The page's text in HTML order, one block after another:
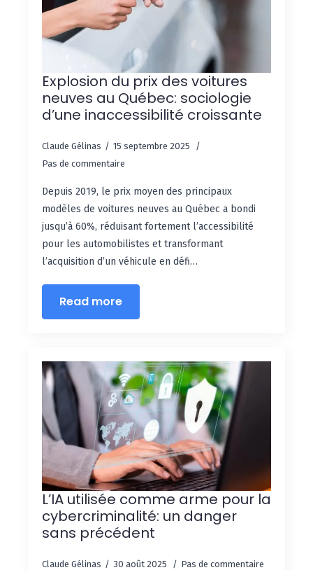
Explosion du prix des voitures
neuves au Québec: sociologie
d’une inaccessibilité croissante
Claude Gélinas
15 septembre 2025
Pas de commentaire
Depuis 2019, le prix moyen des principaux
modèles de voitures neuves au Québec a bondi
jusqu’à 60%, réduisant fortement l’accessibilité
pour les automobilistes et transformant
l’acquisition d’un véhicule en défi…
Read more
L’IA utilisée comme arme pour la
cybercriminalité: un danger
sans précédent
Claude Gélinas 30 août 2025 Pas de commentaire